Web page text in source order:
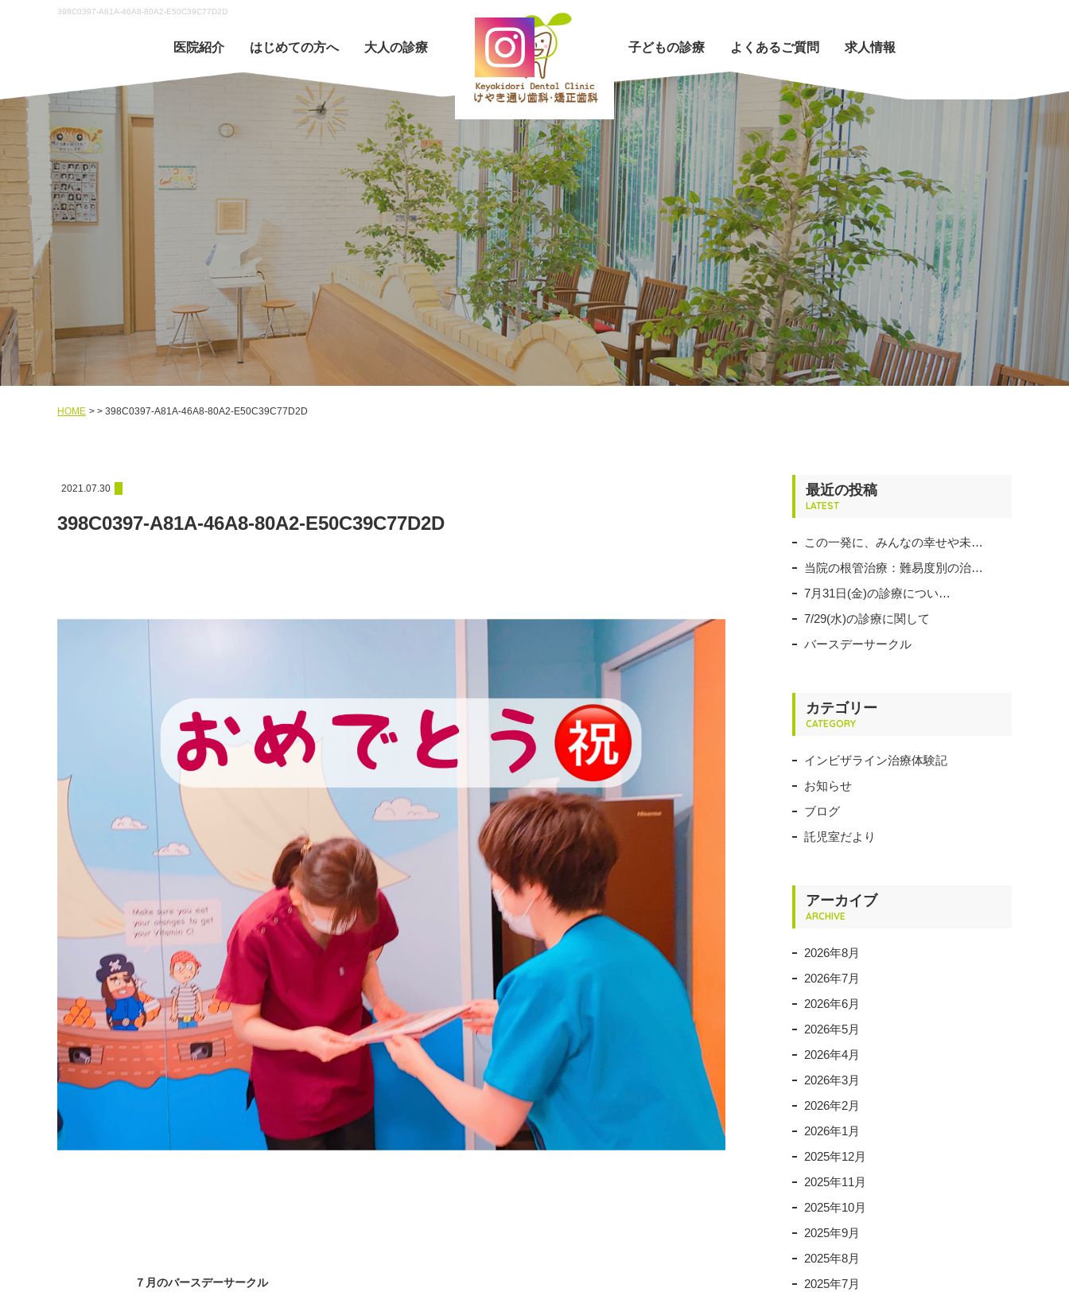
398C0397-A81A-46A8-80A2-E50C39C77D2D
医院紹介 はじめての方へ 大人の診療 子どもの診療 よくあるご質問 求人情報
HOME 398C0397-A81A-46A8-80A2-E50C39C77D2D
2021.07.30
398C0397-A81A-46A8-80A2-E50C39C77D2D
７月のバースデーサークル
最近の投稿
LATEST
この一発に、みんなの幸せや未…
当院の根管治療：難易度別の治…
7月31日(金)の診療につい…
7/29(水)の診療に関して
バースデーサークル
カテゴリー
CATEGORY
インビザライン治療体験記
お知らせ
ブログ
託児室だより
アーカイブ
ARCHIVE
2026年8月
2026年7月
2026年6月
2026年5月
2026年4月
2026年3月
2026年2月
2026年1月
2025年12月
2025年11月
2025年10月
2025年9月
2025年8月
2025年7月